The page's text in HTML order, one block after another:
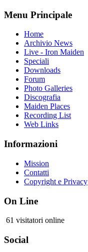
Menu Principale
Home
Archivio News
Live - Iron Maiden
Speciali
Downloads
Forum
Photo Galleries
Discografia
Maiden Places
Recording List
Web Links
Informazioni
Mission
Contatti
Copyright e Privacy
On Line
61 visitatori online
Social